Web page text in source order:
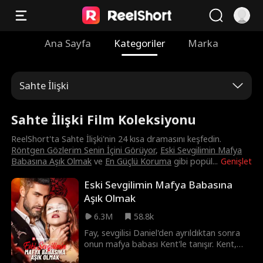
Ana Sayfa Kategoriler Marka
Sahte İlişki
Sahte İlişki Film Koleksiyonu
Genişlet
ReelShort'ta Sahte İlişki'nin 24 kısa dramasını keşfedin.
Röntgen Gözlerim Senin İçini Görüyor, Eski Sevgilimin Mafya
Babasına Aşık Olmak ve En Güçlü Koruma gibi popül...
Eski Sevgilimin Mafya Babasına
Aşık Olmak
6.3M
58.8k
Fay, sevgilisi Daniel'den ayrıldıktan sonra
onun mafya babası Kent'le tanışır. Kent,